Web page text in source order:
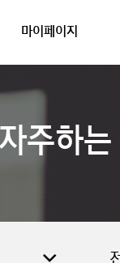
마이페이지
자주하